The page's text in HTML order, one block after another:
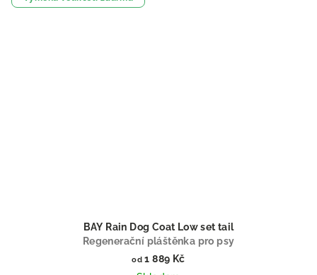
BAY Rain Dog Coat Low set tail
Regenerační pláštěnka pro psy
od 1 889 Kč